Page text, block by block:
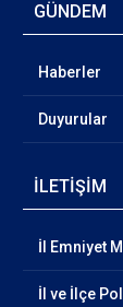
GÜNDEM
Haberler
Duyurular
İLETİŞİM
İl Emniyet
İl ve İlçe